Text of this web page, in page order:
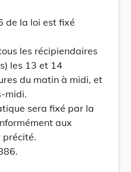
de la loi est fixé
les récipiendaires
les 13 et 14
du matin à midi, et
midi.
sera fixé par la
aux
précité.